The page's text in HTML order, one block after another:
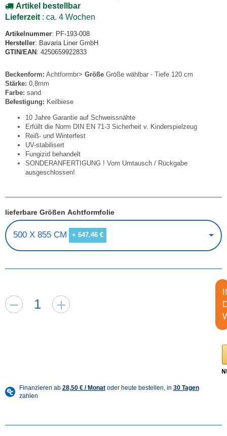
Artikel bestellbar
Lieferzeit : ca. 4 Wochen
Artikelnummer: PF-193-008
Hersteller: Bavaria Liner GmbH
GTIN/EAN : 4250659922833
Beckenform: Achtformbr> Größe Größe wählbar - Tiefe 120 cm
Stärke: 0,8mm
Farbe: sand
Befestigung: Keilbiese
10 Jahre Garantie auf Schweissnähte
Erfüllt die Norm DIN EN 71-3 Sicherheit v. Kinderspielzeug
Reiß- und Winterfest
UV-stabilisert
Fungizid behandelt
SONDERANFERTIGUNG ! Vom Umtausch / Rückgabe
ausgeschlossen!
lieferbare Größen Achtformfolie
500 X 855 CM + 647,46 €